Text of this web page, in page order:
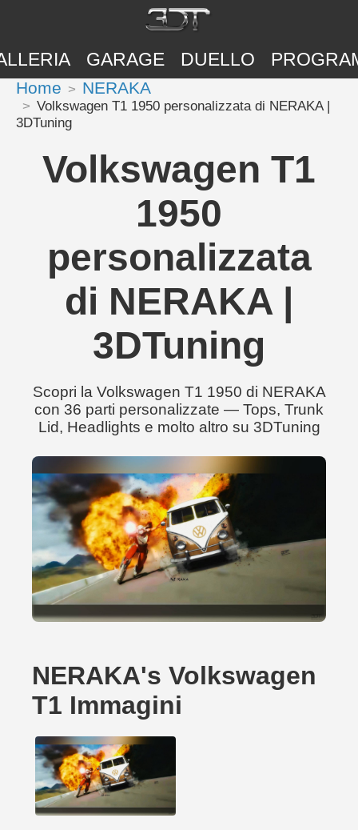
GARAGE DUELLO
Home NERAKA
Volkswagen T1 1950 personalizzata di NERAKA |
3DTuning
Volkswagen T1
1950
personalizzata
di NERAKA |
3DTuning
Scopri la Volkswagen T1 1950 di NERAKA
con 36 parti personalizzate — Tops, Trunk
Lid, Headlights e molto altro su 3DTuning
NERAKA's Volkswagen
T1 Immagini